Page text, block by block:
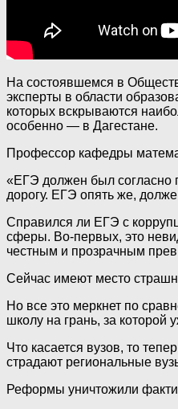
На состоявшемся в
эксперты в области
которых вскрываются
особенно — в Дагестане.
Профессор кафедры
«ЕГЭ должен был согласно
дорогу. ЕГЭ опять же,
Справился ли ЕГЭ с
сферы. Во-первых, это
честным и прозрачным
Сейчас имеют место
Но все это меркнет по
школу на грань, за которой
Что касается вузов, то
страдают региональные
Реформы уничтожили